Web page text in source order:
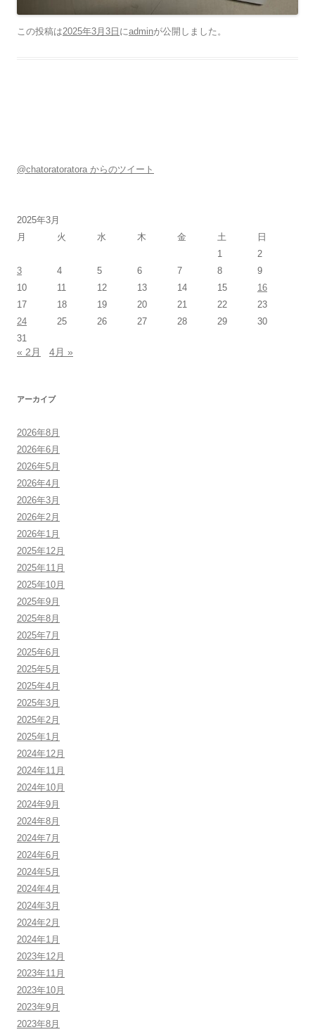
この投稿は2025年3月3日 にadminが公開しました 。
@chatoratoratora からのツイート
2025年3月
月
火 水 木 金 土
日
1
2
3
4 5 6 7 8
9
10
11 12 13 14 15
16
17
18 19 20 21 22
23
24
25 26 27 28 29
30
31
« 2月 4月 »
アーカイブ
2026年8月
2026年6月
2026年5月
2026年4月
2026年3月
2026年2月
2026年1月
2025年12月
2025年11月
2025年10月
2025年9月
2025年8月
2025年7月
2025年6月
2025年5月
2025年4月
2025年3月
2025年2月
2025年1月
2024年12月
2024年11月
2024年10月
2024年9月
2024年8月
2024年7月
2024年6月
2024年5月
2024年4月
2024年3月
2024年2月
2024年1月
2023年12月
2023年11月
2023年10月
2023年9月
2023年8月